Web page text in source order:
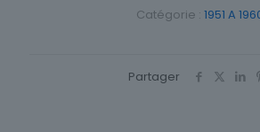
Catégorie : 1951 A
Partager